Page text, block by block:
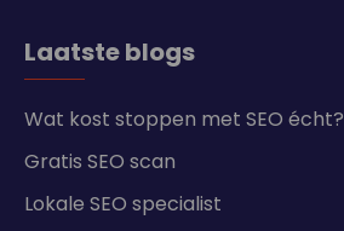
Laatste blogs
Wat kost stoppen met SEO écht?
Gratis SEO scan
Lokale SEO specialist